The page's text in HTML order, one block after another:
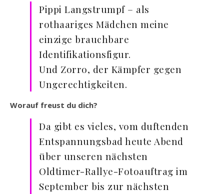
Pippi Langstrumpf – als
rothaariges Mädchen meine
einzige brauchbare
Identifikationsfigur.
Und Zorro, der Kämpfer gegen
Ungerechtigkeiten.
Worauf freust du dich?
Da gibt es vieles, vom duftenden
Entspannungsbad heute Abend
über unseren nächsten
Oldtimer-Rallye-Fotoauftrag im
September bis zur nächsten